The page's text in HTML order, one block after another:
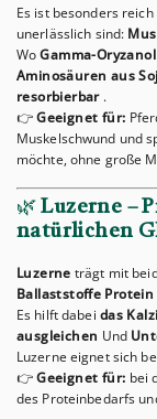
Es ist besonders reich
unerlässlich sind:
WoGamma-
Aminosäuren aus
resorbierbar.
👉Geeignet für:
Muskelschwund und
möchte, ohne große
🌿 Luzerne –
natürlichen
Luzerne trägt mit
Ballaststoffe Protein
Es hilft dabei das
ausgleichen Und
Luzerne eignet sich
👉Geeignet für: bei
des Proteinbedarfs